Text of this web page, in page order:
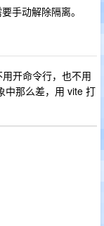
手动解除隔离。
开命令行，也不用
中那么差，用 vite 打